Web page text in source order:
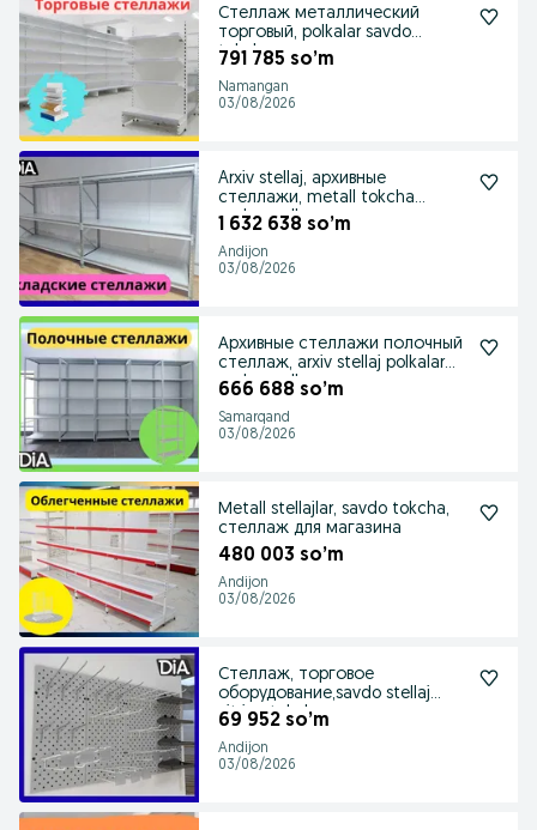
Стеллаж металлический
торговый, polkalar savdo
tokcha
791 785 so’m
Namangan
03/08/2026
Arxiv stellaj, архивные
стеллажи, metall tokcha
ombor polka
1 632 638 so’m
Andijon
03/08/2026
Архивные стеллажи полочный
стеллаж, arxiv stellaj polkalar
ombor polka
666 688 so’m
Samarqand
03/08/2026
Мetall stellajlar, savdo tokcha,
стеллаж для магазина
480 003 so’m
Andijon
03/08/2026
Стеллаж, торговое
оборудование,savdo stellaj
vitrina tokcha
69 952 so’m
Andijon
03/08/2026